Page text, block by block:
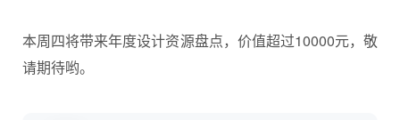
本周四将带来年度设计资源盘点，价值超过10000元，敬
请期待哟。